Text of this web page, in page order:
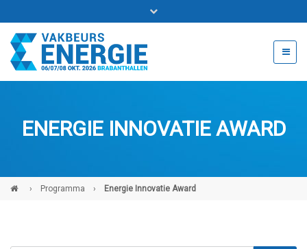
Bel ons voor info 0294 - 74 50 70
beurs@54events.nl
Exposanten login
ENERGIE INNOVATIE AWARD
› Programma › Energie Innovatie Award